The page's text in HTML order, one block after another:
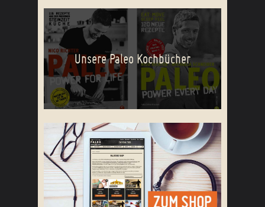
Unsere Paleo Kochbücher